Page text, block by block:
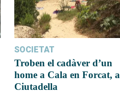
SOCIETAT
Troben el cadàver d’un
home a Cala en Forcat, a
Ciutadella